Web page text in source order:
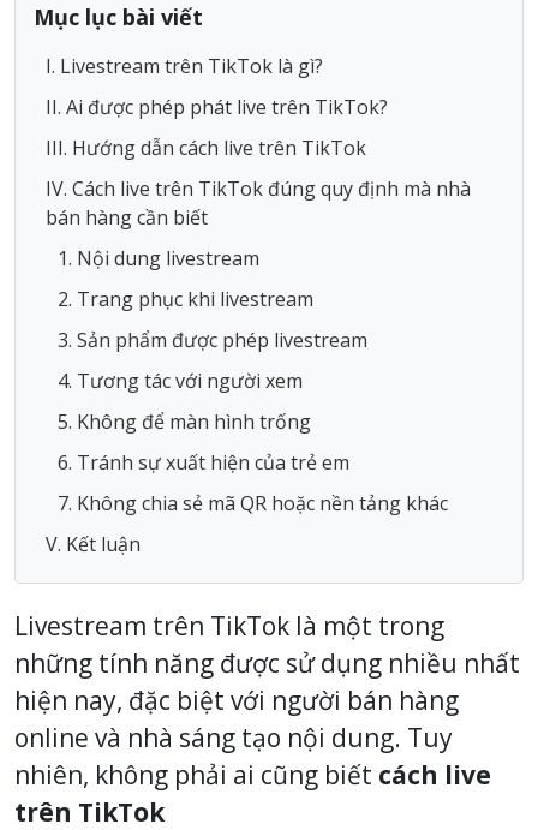
Mục lục bài viết
I. Livestream trên TikTok là gì?
II. Ai được phép phát live trên TikTok?
III. Hướng dẫn cách live trên TikTok
IV. Cách live trên TikTok đúng quy định mà nhà
bán hàng cần biết
1. Nội dung livestream
2. Trang phục khi livestream
3. Sản phẩm được phép livestream
4. Tương tác với người xem
5. Không để màn hình trống
6. Tránh sự xuất hiện của trẻ em
7. Không chia sẻ mã QR hoặc nền tảng khác
V. Kết luận
Livestream trên TikTok là một trong
những tính năng được sử dụng nhiều nhất
hiện nay, đặc biệt với người bán hàng
online và nhà sáng tạo nội dung. Tuy
nhiên, không phải ai cũng biết cách live
trên TikTok